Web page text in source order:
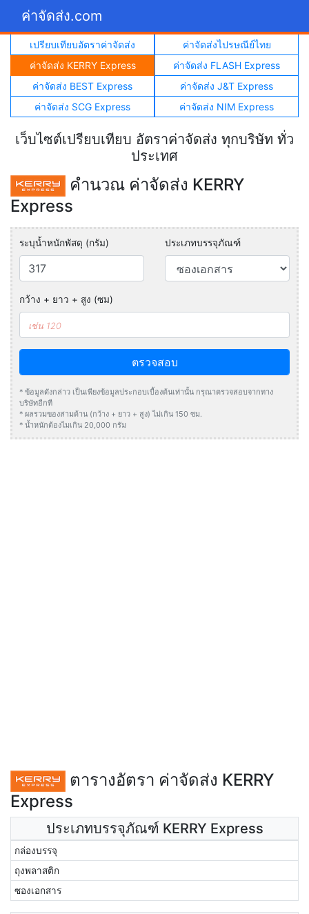
ค่าจัดส่ง.com
เปรียบเทียบอัตราค่าจัดส่ง
ค่าจัดส่งไปรษณีย์ไทย
ค่าจัดส่ง KERRY Express
ค่าจัดส่ง FLASH Express
ค่าจัดส่ง BEST Express
ค่าจัดส่ง J&T Express
ค่าจัดส่ง SCG Express
ค่าจัดส่ง NIM Express
เว็บไซต์เปรียบเทียบ อัตราค่าจัดส่ง ทุกบริษัท ทั่ว
ประเทศ
คำนวณ ค่าจัดส่ง KERRY
Express
ระบุน้ำหนักพัสดุ (กรัม) ประเภทบรรจุภัณฑ์
กว้าง + ยาว + สูง (ซม)
ตรวจสอบ
* ข้อมูลดังกล่าว เป็นเพียงข้อมูลประกอบเบื้องต้นเท่านั้น กรุณาตรวจสอบจากทาง
บริษัทอีกที
* ผลรวมของสามด้าน (กว้าง + ยาว + สูง) ไม่เกิน 150 ซม.
* น้ำหนักต้องไมเกิน 20,000 กรัม
ตารางอัตรา ค่าจัดส่ง KERRY
Express
ประเภทบรรจุภัณฑ์ KERRY Express
กล่องบรรจุ
ถุงพลาสติก
ซองเอกสาร